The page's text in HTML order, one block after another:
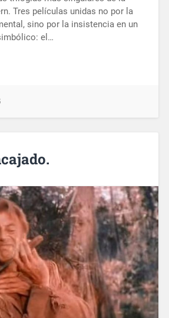
Tres películas unidas no por la
sino por la insistencia en un
el…